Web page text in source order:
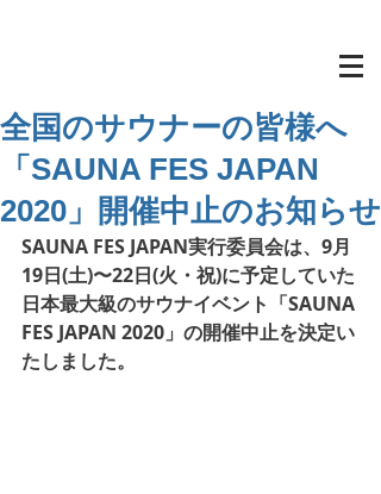
全国のサウナーの皆様へ
「SAUNA FES JAPAN
2020」開催中止のお知らせ
SAUNA FES JAPAN実行委員会は、9月
19日(土)〜22日(火・祝)に予定していた
日本最大級のサウナイベント「SAUNA
FES JAPAN 2020」の開催中止を決定い
たしました。